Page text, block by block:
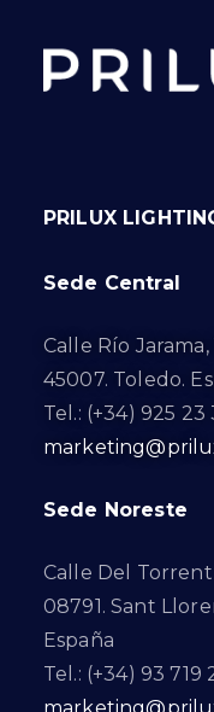
PRILUX
Sede Central
Calle Río Jarama,
45007. Toledo.
Tel.: (+34) 925 23
Sede Noreste
Calle Del Torrent
08791. Sant
España
Tel.: (+34) 93 719